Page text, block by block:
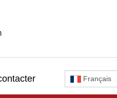
Français